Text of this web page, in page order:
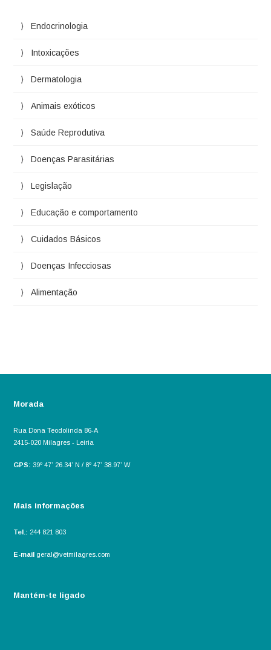
Endocrinologia
Intoxicações
Dermatologia
Animais exóticos
Saúde Reprodutiva
Doenças Parasitárias
Legislação
Educação e comportamento
Cuidados Básicos
Doenças Infecciosas
Alimentação
Morada
Rua Dona Teodolinda 86-A
2415-020 Milagres - Leiria
GPS: 39º 47’ 26.34’ N / 8º 47’ 38.97’ W
Mais informações
Tel.: 244 821 803
E-mail geral@vetmilagres.com
Mantém-te ligado